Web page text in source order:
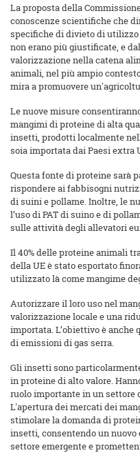
La proposta della
conoscenze scientifiche che
specifiche di divieto di
non erano più giustificate, e
valorizzazione nella catena
animali, nel più ampio
mira a promuovere
Le nuove misure
mangimi di proteine di alta
insetti, prodotti localmente
soia importata dai Paesi extra
Questa fonte di proteine sarà
rispondere ai fabbisogni
di suini e pollame. Inoltre, le
l’uso di PAT di suino e di
sulle attività degli allevatori
Il 40% delle proteine animali
della UE è stato esportato
utilizzato là come mangime
Autorizzare il loro uso nel
valorizzazione locale e una
importata. L’obiettivo è
di emissioni di gas serra.
Gli insetti sono
in proteine di alto valore.
ruolo importante in un
L'apertura dei mercati dei
stimolare la domanda di
insetti, consentendo un
settore emergente e